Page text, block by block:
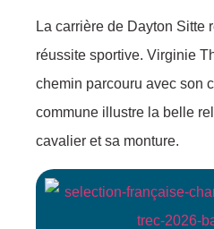
La carrière de Dayton Sitte
réussite sportive. Virginie
chemin parcouru avec son
commune illustre la belle
cavalier et sa monture.